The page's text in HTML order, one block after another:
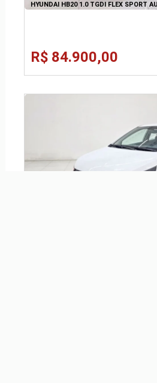
HYUNDAI HB20 1.0 TGDI FLEX SPORT
R$ 84.900,00